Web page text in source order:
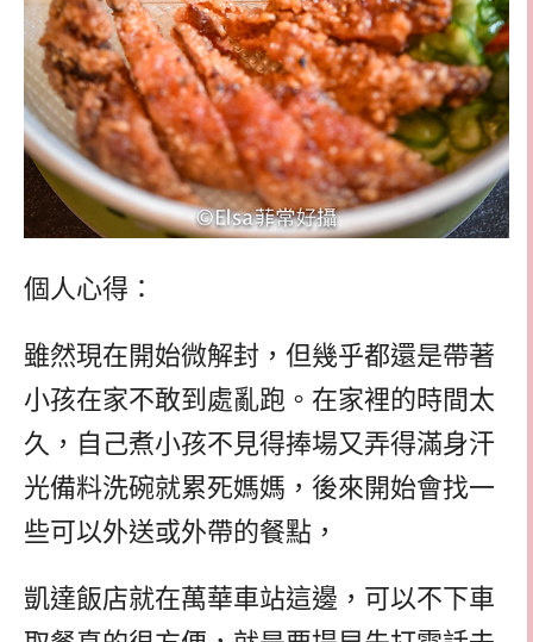
個人心得：
雖然現在開始微解封，但幾乎都還是帶著
小孩在家不敢到處亂跑。在家裡的時間太
久，自己煮小孩不見得捧場又弄得滿身汗
光備料洗碗就累死媽媽，後來開始會找一
些可以外送或外帶的餐點，
凱達飯店就在萬華車站這邊，可以不下車